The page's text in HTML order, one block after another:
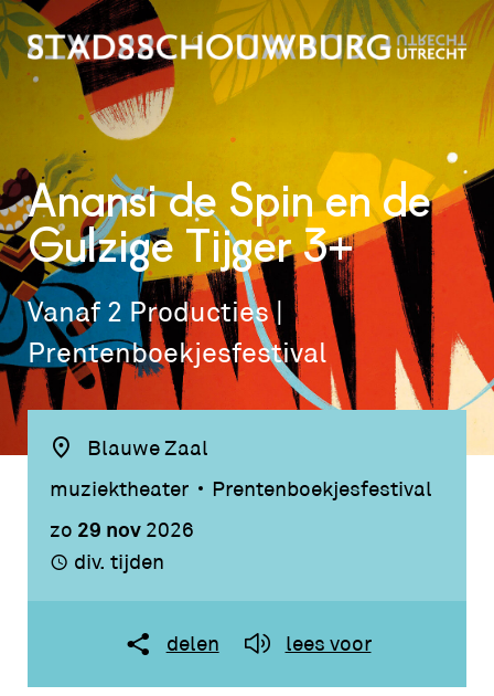
Anansi de Spin en de
Gulzige Tijger 3+
Vanaf 2 Producties |
Prentenboekjesfestival
Blauwe Zaal
muziektheater
Prentenboekjesfestival
zo 29 nov 2026
div. tijden
delen lees voor